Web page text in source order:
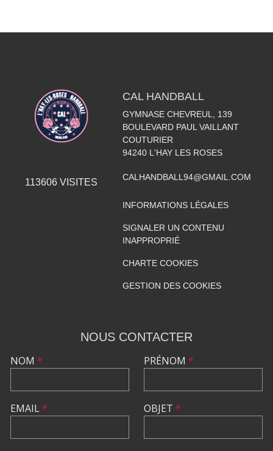
113606VISITES
CAL HANDBALL
GYMNASE CHEVREUL, 139
BOULEVARD PAUL VAILLANT
COUTURIER
94240 L'HAY LES ROSES
CALHANDBALL94@GMAIL.COM
INFORMATIONS LÉGALES
SIGNALER UN CONTENU
INAPPROPRIÉ
CHARTE COOKIES
GESTION DES COOKIES
NOUS CONTACTER
NOM *
EMAIL*
PRÉNOM *
OBJET *